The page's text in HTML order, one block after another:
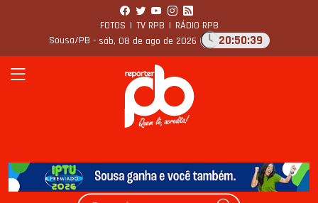
FOTOS | TV RPB | RÁDIO RPB
Sousa/PB - sáb, 08 de ago de 2026 20:50:40